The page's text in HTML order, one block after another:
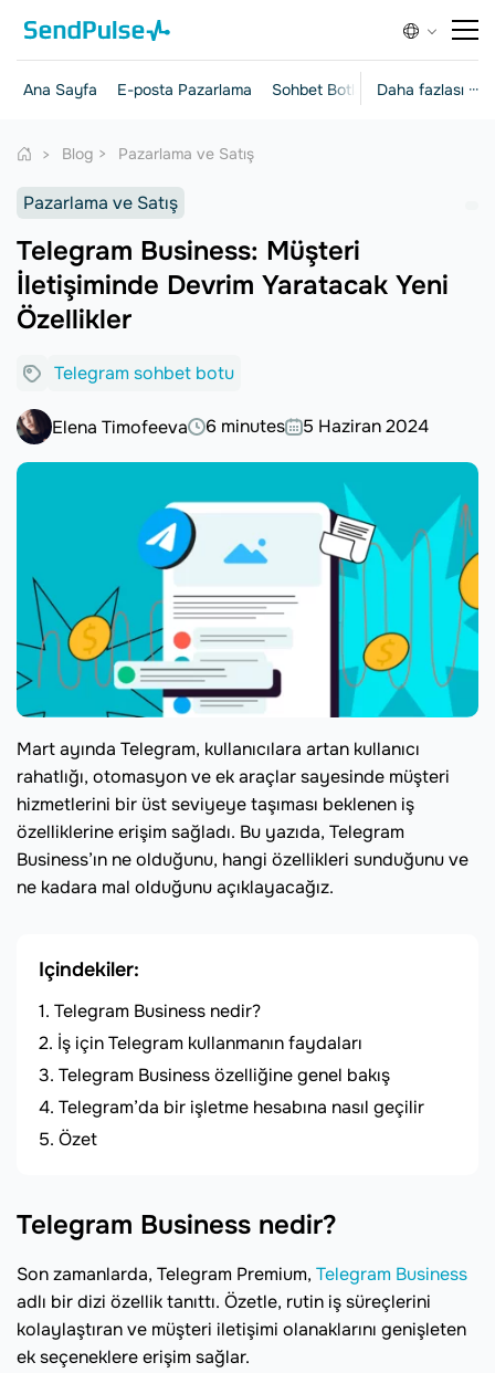
Daha fazlası ···
Ana Sayfa E-posta Pazarlama Sohbet Botları Açılış Sayfaları
Blog Pazarlama ve Satış
Pazarlama ve Satış
Telegram Business: Müşteri
İletişiminde Devrim Yaratacak Yeni
Özellikler
Telegram sohbet botu
Elena Timofeeva 6 minutes 5 Haziran 2024
Mart ayında Telegram, kullanıcılara artan kullanıcı
rahatlığı, otomasyon ve ek araçlar sayesinde müşteri
hizmetlerini bir üst seviyeye taşıması beklenen iş
özelliklerine erişim sağladı. Bu yazıda, Telegram
Business’ın ne olduğunu, hangi özellikleri sunduğunu ve
ne kadara mal olduğunu açıklayacağız.
Içindekiler:
Telegram Business nedir?
İş için Telegram kullanmanın faydaları
Telegram Business özelliğine genel bakış
Telegram’da bir işletme hesabına nasıl geçilir
Özet
Telegram Business nedir?
Son zamanlarda, Telegram Premium, Telegram Business
adlı bir dizi özellik tanıttı. Özetle, rutin iş süreçlerini
kolaylaştıran ve müşteri iletişimi olanaklarını genişleten
ek seçeneklere erişim sağlar.